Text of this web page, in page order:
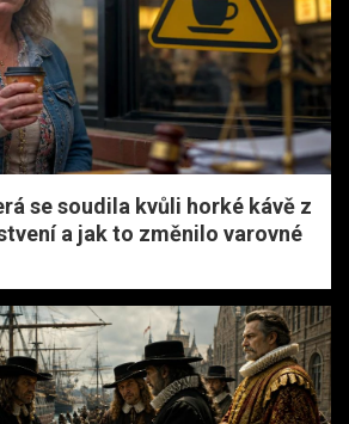
se soudila kvůli horké kávě z
a jak to změnilo varovné